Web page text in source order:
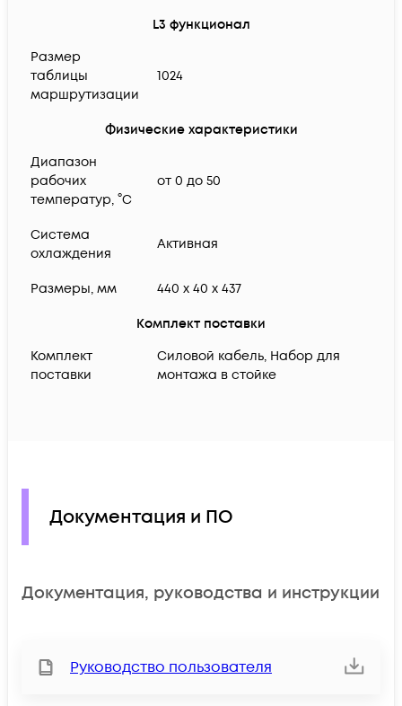
L3 функционал
Размер
таблицы
маршрутизации
1024
Физические характеристики
Диапазон
рабочих
температур, °C
от 0 до 50
Система
охлаждения
Активная
Размеры, мм 440 x 40 x 437
Комплект поставки
Комплект
поставки
Силовой кабель, Набор для
монтажа в стойке
Документация и ПО
Документация, руководства и инструкции
Руководство пользователя